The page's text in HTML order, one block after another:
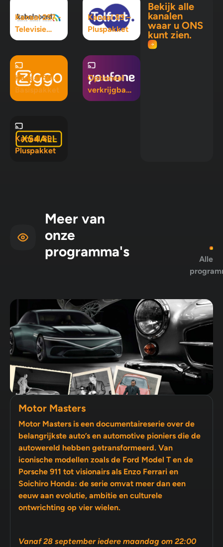
Kanaal 257 -
Televisie
Maximaal
pakket
Kanaal 89 –
Pluspakket
Kanaal 50 -
Basispakket
Optioneel
verkrijgbaar
in Mix 5, Mix
Kanaal 89 -
Pluspakket
Bekijk alle
kanalen
waar u ONS
kunt zien.
Meer van
onze
programma's
Alle
Motor Masters
Motor Masters is een documentaireserie over de
belangrijkste auto’s en automotive pioniers die de
autowereld hebben getransformeerd. Van
iconische modellen zoals de Ford Model T en de
Porsche 911 tot visionairs als Enzo Ferrari en
Soichiro Honda: de serie omvat meer dan een
eeuw aan evolutie, ambitie en culturele
ontwrichting op vier wielen.
Vanaf 28 september iedere maandag om 22:00